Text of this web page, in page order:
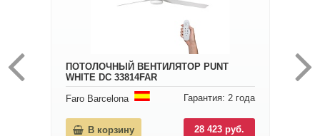
ПОТОЛОЧНЫЙ ВЕНТИЛЯТОР PUNT
WHITE DC 33814FAR
Faro Barcelona
Гарантия: 2 года
28 423 руб.
В корзину